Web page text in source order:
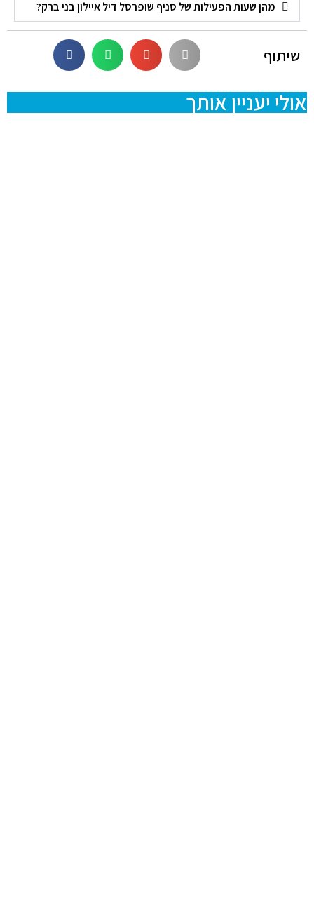
מהן שעות הפעילות של סניף שופרסל דיל איילון בני ברק?
שיתוף
אולי יעניין אותך